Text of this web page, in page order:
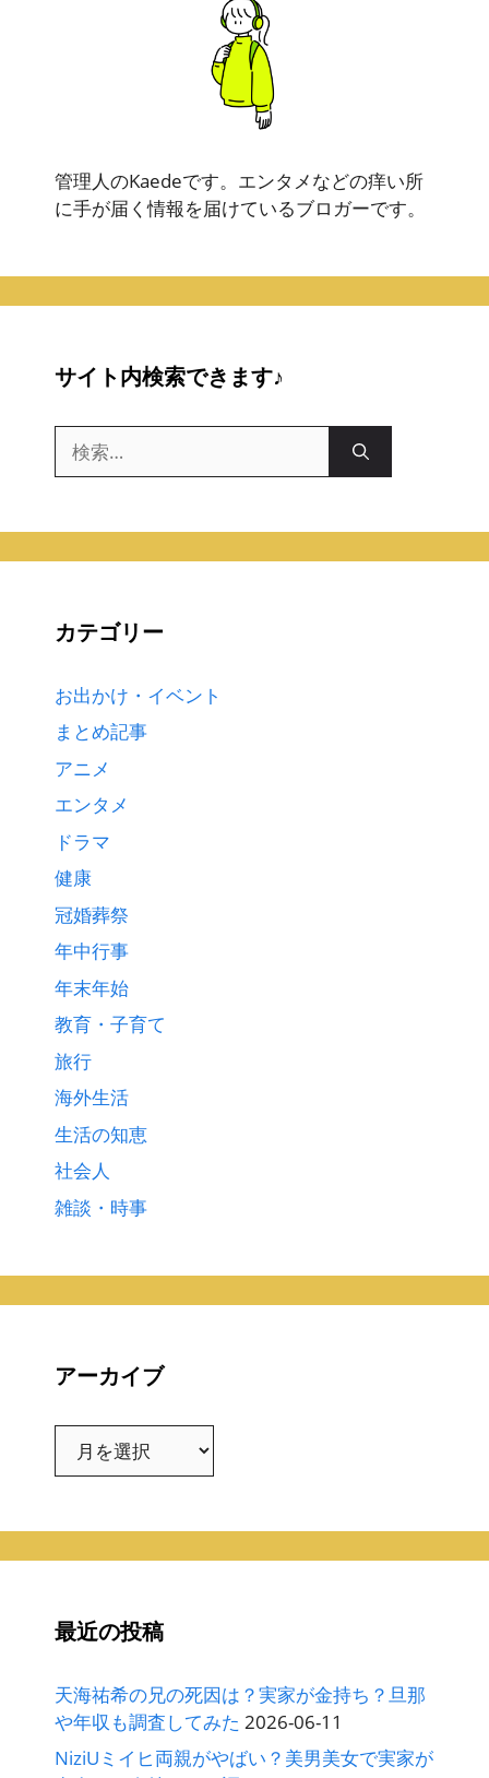
管理人のKaedeです。エンタメなどの痒い所
に手が届く情報を届けているブロガーです。
サイト内検索できます♪
索:
カテゴリー
お出かけ・イベント
まとめ記事
アニメ
エンタメ
ドラマ
健康
冠婚葬祭
年中行事
年末年始
教育・子育て
旅行
海外生活
生活の知恵
社会人
雑談・時事
アーカイブ
最近の投稿
天海祐希の兄の死因は？実家が金持ち？旦那
や年収も調査してみた 2026-06-11
NiziUミイヒ両親がやばい？美男美女で実家が